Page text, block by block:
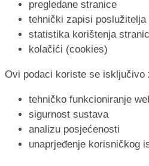
pregledane stranice
tehnički zapisi poslužitelja
statistika korištenja
kolačići (cookies)
Ovi podaci koriste se isključivo
tehničko funkcioniranje
sigurnost sustava
analizu posjećenosti
unaprjeđenje korisničkog